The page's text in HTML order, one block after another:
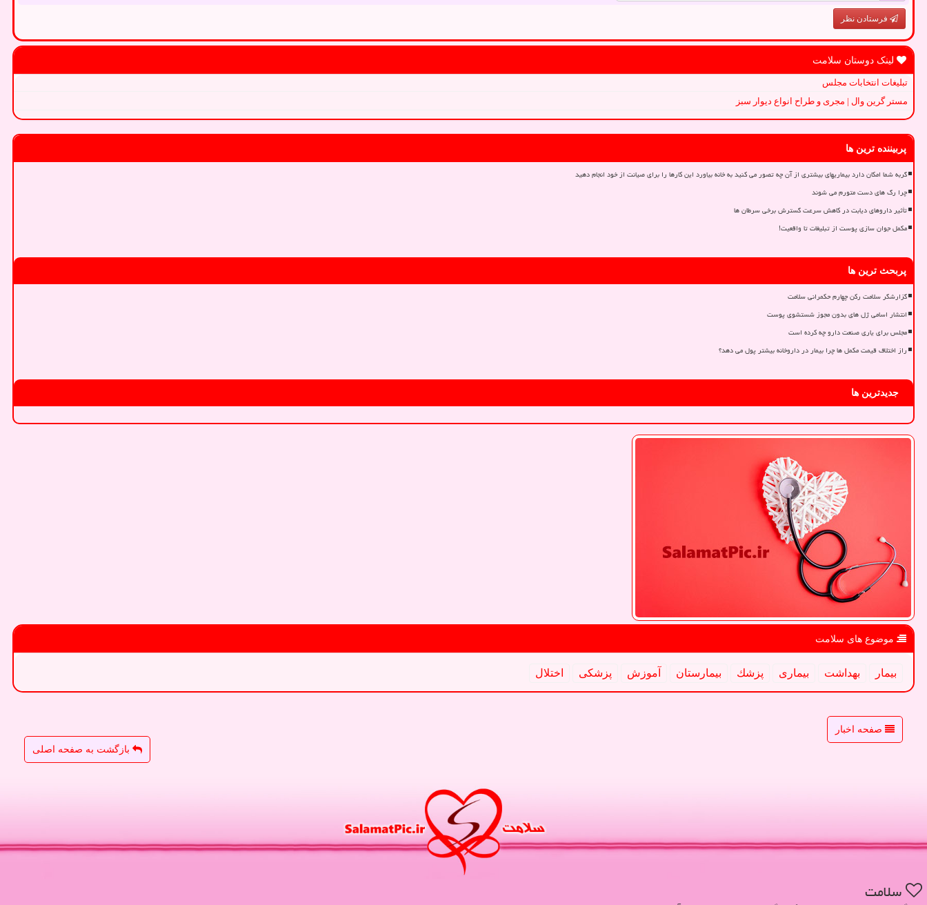
فرستادن نظر
لینک دوستان سلامت
تبلیغات انتخابات مجلس
مستر گرین وال | مجری و طراح انواع دیوار سبز
پربیننده ترین ها
گربه شما امکان دارد بیماریهای بیشتری از آن چه تصور می کنید به خانه بیاورد این کارها را برای صیانت از خود انجام دهید
چرا رگ های دست متورم می شوند
تأثیر داروهای دیابت در کاهش سرعت گسترش برخی سرطان ها
مکمل جوان سازی پوست از تبلیغات تا واقعیت!
پربحث ترین ها
گزارشگر سلامت رکن چهارم حکمرانی سلامت
انتشار اسامی ژل های بدون مجوز شستشوی پوست
مجلس برای یاری صنعت دارو چه کرده است
راز اختلاف قیمت مکمل ها چرا بیمار در داروخانه بیشتر پول می دهد؟
جدیدترین ها
موضوع های سلامت
بیمار بهداشت بیماری پزشك بیمارستان آموزش پزشكی اختلال
صفحه اخبار
بازگشت به صفحه اصلی
سلامت